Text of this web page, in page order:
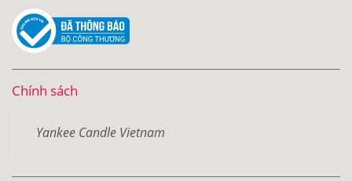
Chính sách
Yankee Candle Vietnam